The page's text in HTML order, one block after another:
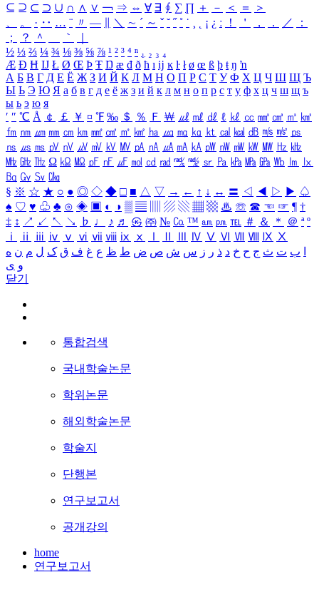
⊆ ⊇ ⊂ ⊃ ∪ ∩ ∧ ∨ ￢ ⇒ ⇔ ∀ ∃ ∮ ∑ ∏ ＋ － ＜ ＝
＞
、
。 · ‥ … ¨ 〃 ― ＼ ∼ ´ ～ ˇ ˘ ˝ ˚ ˙ ¸ ¡ ¿ ː ！ ＇ ， ． ／
：
；
？ ＾ ｀
½ ⅓ ⅔ ¼ ¾ ⅛ ⅜ ⅝ ⅞ ¹ ² ³ ⁴ ⁿ ₁ ₂ ₃ ₄
Æ Ð Ħ Ĳ Ł Ø Œ Þ Ŧ Ŋ æ đ ð ħ ı ĳ ĸ ŀ ł ø œ ß þ ŧ ŋ ŉ
А Б В Г Д Е Ё Ж З И Й К Л М Н О П Р С Т У Ф Х Ц Ч Ш Щ Ъ
Ы Ь Э Ю Я а б в г д е ё ж з и й к л м н о п р с т у ф х ц ч ш щ ъ
ы ь э ю я
′ ″ ℃ Å ￠ ￡ ￥ ¤ ℉ ‰ ＄ ％ Ｆ ￦ ㎕ ㎖ ㎗ ℓ ㎘ ㏄ ㎣ ㎤ ㎥ ㎦
㎙ ㎚ ㎛ ㎜ ㎝ ㎞ ㎟ ㎠ ㎡ ㎢ ㏊ ㎍ ㎎ ㎏ ㏏ ㎈ ㎉ ㏈ ㎧ ㎨ ㎰
㎱ ㎲ ㎳ ㎴ ㎵ ㎶ ㎷ ㎸ ㎹ ㎀ ㎁ ㎂ ㎃ ㎄ ㎺ ㎻ ㎽ ㎾ ㎿ ㎐ ㎑
㎒ ㎓ ㎔ Ω ㏀ ㏁ ㎊ ㎋ ㎌ ㏖ ㏅ ㎭ ㎮ ㎯ ㏛ ㎩ ㎪ ㎫ ㎬ ㏝ ㏐
㏓
㏃ ㏉ ㏜ ㏆
§ ※ ☆ ★ ○ ● ◎ ◇ ◆ □ ■ △ ▽ → ← ↑ ↓ ↔ 〓 ◁ ◀ ▷ ▶ ♤
♠ ♡ ♥ ♧ ♣ ⊙ ◈ ▣ ◐ ◑ ▒ ▤ ▨ ▧ ▦ ▩ ♨ ☏ ☎ ☜ ☞ ¶ †
‡ ↕ ↗ ↙ ↖ ↘ ♭ ♩ ♪ ♬ ㉿ ㈜ № ㏇ ™ ㏂ ㏘ ℡ ＃ ＆ ＊ ＠ ª º
ⅰ
ⅱ ⅲ ⅳ ⅴ ⅵ ⅶ ⅷ ⅸ ⅹ Ⅳ Ⅴ Ⅵ Ⅶ Ⅷ Ⅸ Ⅹ
ب ت ث ج ح خ د ذ ر ز س ش ص ض ط ظ ع غ ف ق ک ل م ن ه
و ی
닫기
통합검색
국내학술논문
학위논문
해외학술논문
학술지
단행본
연구보고서
공개강의
home
연구보고서